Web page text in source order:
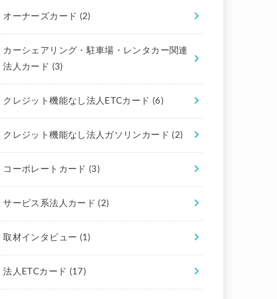
オーナーズカード (2)
カーシェアリング・駐車場・レンタカー関連
法人カード (3)
クレジット機能なし法人ETCカード (6)
クレジット機能なし法人ガソリンカード(2)
コーポレートカード (3)
サービス系法人カード(2)
取材インタビュー (1)
法人ETCカード (17)